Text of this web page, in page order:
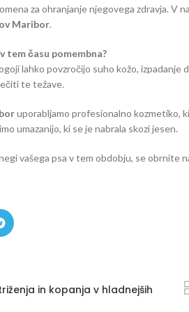
za ohranjanje njegovega zdravja. V
Maribor.
tem času pomembna?
lahko povzročijo suho kožo, izpadanje
te težave.
uporabljamo profesionalno kozmetiko,
umazanijo, ki se je nabrala skozi jesen.
vašega psa v tem obdobju, se obrnite
in kopanja v hladnejših